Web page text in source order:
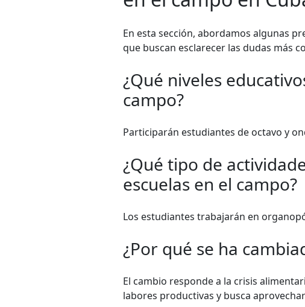
En esta sección, abordamos algunas
que buscan esclarecer las dudas más
¿Qué niveles
campo?
Participarán estudiantes de octavo y
¿Qué tipo de
escuelas en el campo?
Los estudiantes trabajarán en
¿Por qué se ha
El cambio responde a la crisis
labores productivas y busca